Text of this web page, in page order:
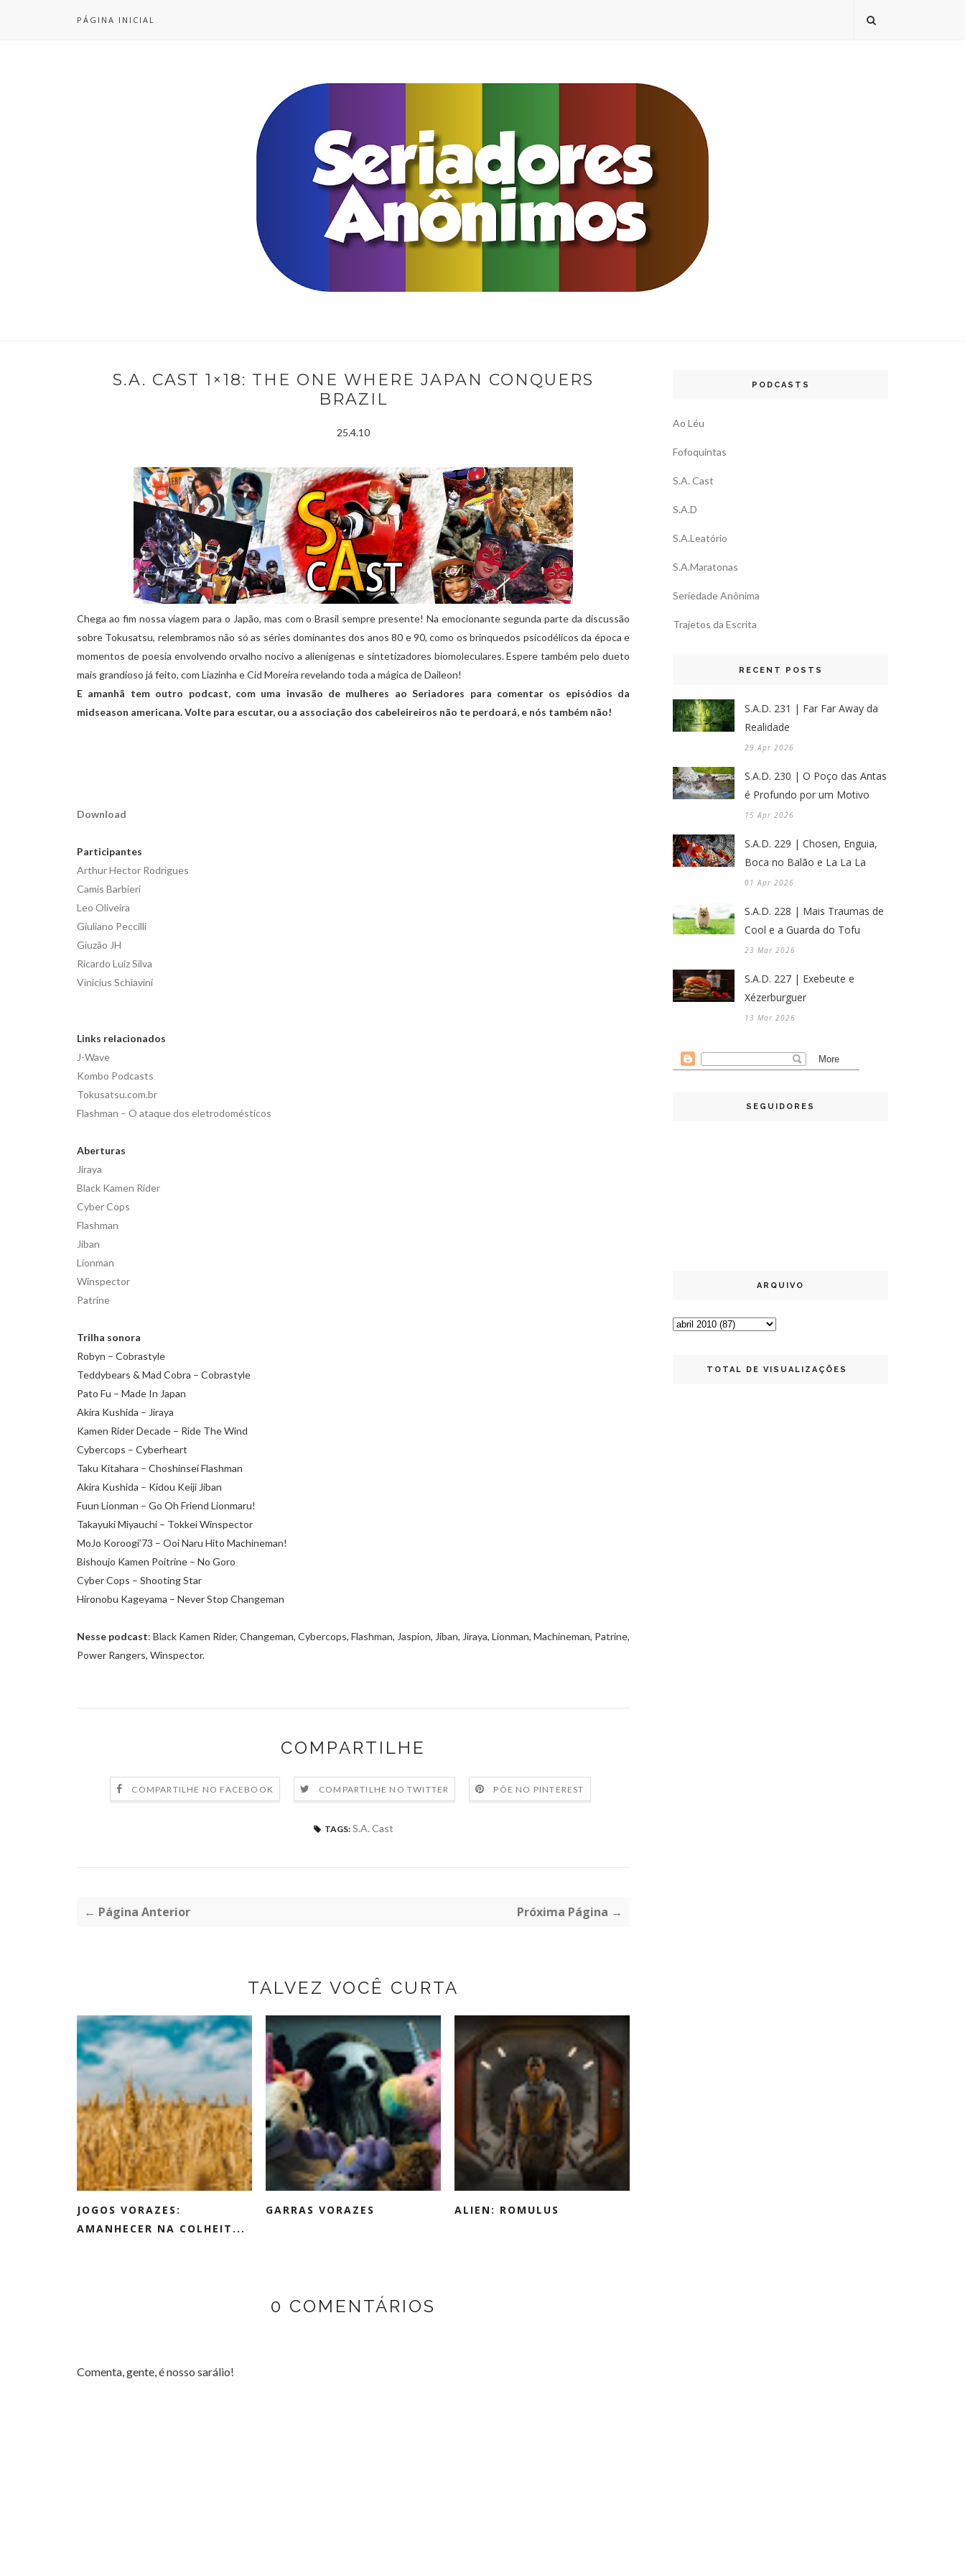
PÁGINA INICIAL
S.A. CAST 1×18: THE ONE WHERE JAPAN CONQUERS
BRAZIL
25.4.10
Chega ao fim nossa viagem para o Japão, mas com o Brasil sempre presente! Na emocionante segunda parte da discussão
sobre Tokusatsu, relembramos não só as séries dominantes dos anos 80 e 90, como os brinquedos psicodélicos da época e
momentos de poesia envolvendo orvalho nocivo a alienígenas e sintetizadores biomoleculares. Espere também pelo dueto
mais grandioso já feito, com Liazinha e Cid Moreira revelando toda a mágica de Daileon!
E amanhã tem outro podcast, com uma invasão de mulheres ao Seriadores para comentar os episódios da
midseason americana. Volte para escutar, ou a associação dos cabeleireiros não te perdoará, e nós também não!
Download
Participantes
Arthur Hector Rodrigues
Camis Barbieri
Leo Oliveira
Giuliano Peccilli
Giuzão JH
Ricardo Luiz Silva
Vinícius Schiavini
Links relacionados
J-Wave
Kombo Podcasts
Tokusatsu.com.br
Flashman – O ataque dos eletrodomésticos
Aberturas
Jiraya
Black Kamen Rider
Cyber Cops
Flashman
Jiban
Lionman
Winspector
Patrine
Trilha sonora
Robyn – Cobrastyle
Teddybears & Mad Cobra – Cobrastyle
Pato Fu – Made In Japan
Akira Kushida – Jiraya
Kamen Rider Decade – Ride The Wind
Cybercops – Cyberheart
Taku Kitahara – Choshinsei Flashman
Akira Kushida – Kidou Keiji Jiban
Fuun Lionman – Go Oh Friend Lionmaru!
Takayuki Miyauchi – Tokkei Winspector
MoJo Koroogi’73 – Ooi Naru Hito Machineman!
Bishoujo Kamen Poitrine – No Goro
Cyber Cops – Shooting Star
Hironobu Kageyama – Never Stop Changeman
Nesse podcast: Black Kamen Rider, Changeman, Cybercops, Flashman, Jaspion, Jiban, Jiraya, Lionman, Machineman, Patrine,
Power Rangers, Winspector.
COMPARTILHE
COMPARTILHE NO FACEBOOK COMPARTILHE NO TWITTER PÕE NO PINTEREST
TAGS: S.A. Cast
← Página Anterior Próxima Página →
TALVEZ VOCÊ CURTA
JOGOS VORAZES:
AMANHECER NA COLHEIT...
GARRAS VORAZES ALIEN: ROMULUS
0 COMENTÁRIOS
Comenta, gente, é nosso sarálio!
PODCASTS
Ao Léu
Fofoquintas
S.A. Cast
S.A.D
S.A.Leatório
S.A.Maratonas
Seriedade Anônima
Trajetos da Escrita
RECENT POSTS
S.A.D. 231 | Far Far Away da
Realidade
29 Apr 2026
S.A.D. 230 | O Poço das Antas
é Profundo por um Motivo
15 Apr 2026
S.A.D. 229 | Chosen, Enguia,
Boca no Balão e La La La
01 Apr 2026
S.A.D. 228 | Mais Traumas de
Cool e a Guarda do Tofu
23 Mar 2026
S.A.D. 227 | Exebeute e
Xézerburguer
13 Mar 2026
SEGUIDORES
ARQUIVO
TOTAL DE VISUALIZAÇÕES